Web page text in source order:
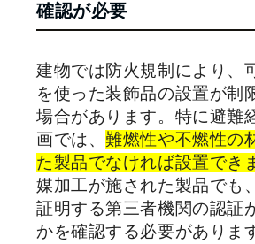
確認が必要
建物では防火規制により、
を使った装飾品の設置が制
場合があります。特に避難
画では、難燃性や不燃性の
た製品でなければ設置でき
媒加工が施された製品でも
証明する第三者機関の認証
かを確認する必要がありま